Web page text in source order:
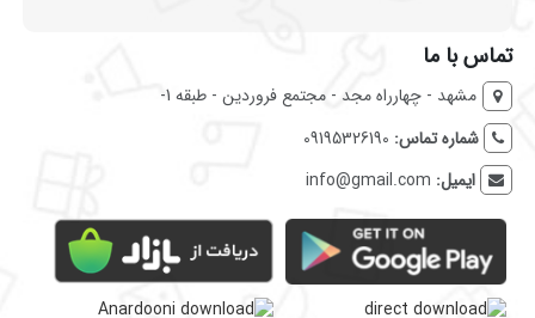
تماس با ما
مشهد - چهارراه مجد - مجتمع فروردین - طبقه 1-
شماره تماس: 09195326190
ایمیل: info@gmail.com